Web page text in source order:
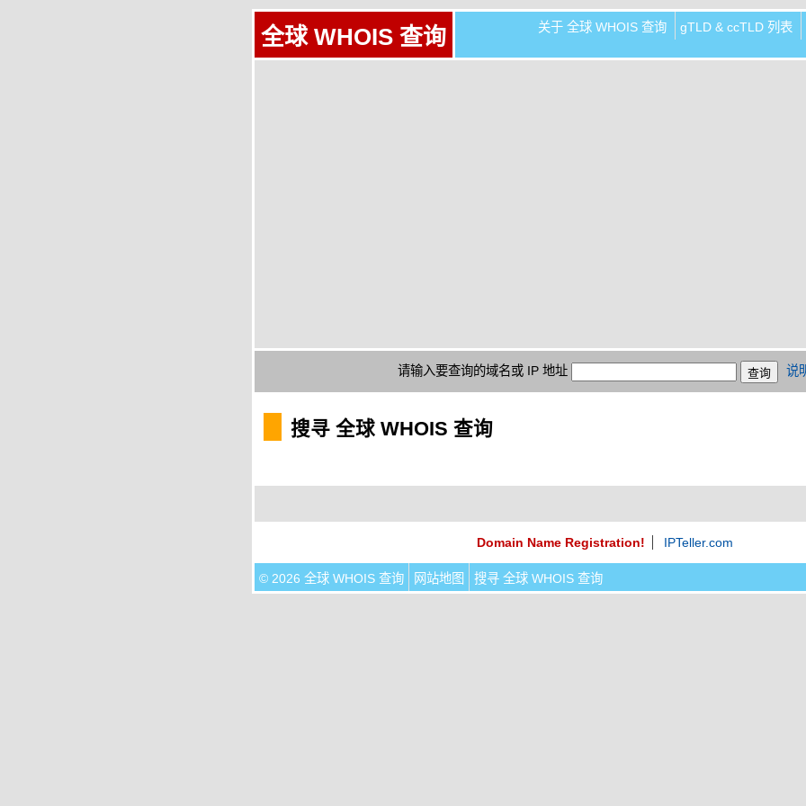
全球 WHOIS 查询 关于 全球 WHOIS 查询 gTLD & ccTLD 列表
请输入要查询的域名或 IP 地址 说
搜寻 全球 WHOIS 查询
Domain Name Registration! IPTeller.com
© 2026 全球 WHOIS 查询 网站地图 搜寻 全球 WHOIS 查询